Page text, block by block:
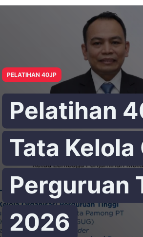
PELATIHAN 40JP
Pelatihan
Tata
Perguruan
2026